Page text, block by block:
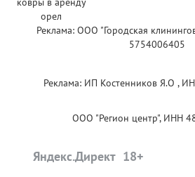
Реклама: ООО "Городская
5754006405
Реклама: ИП Костенников Я.О ,
ООО "Регион центр", ИНН
Яндекс.Директ